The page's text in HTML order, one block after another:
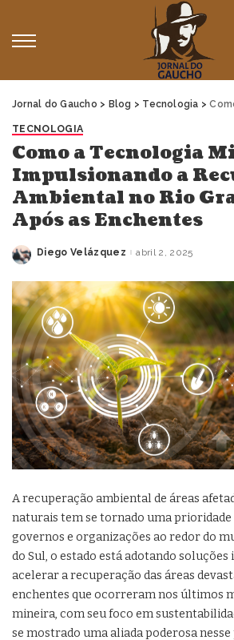
Jornal do Gaucho > Blog > Tecnologia >Como a Tecnologia
TECNOLOGIA
Como a Tecnologia
Impulsionando a
Ambiental no Rio
Após as Enchentes
Posted
Diego Velázquez abril 2, 2025
A recuperação ambiental de áreas
naturais tem se tornado uma
governos e organizações ao redor do
do Sul, o estado está adotando
acelerar a recuperação das áreas
enchentes que ocorreram nos últimos
mineira, com seu foco em
se mostrado uma aliada poderosa nesse